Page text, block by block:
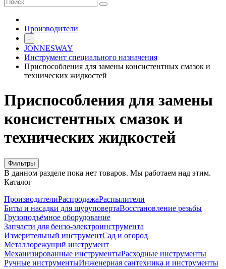
Производители
-
JONNESWAY
Инструмент специального назначения
Приспособления для замены консистентных смазок и
технических жидкостей
Приспособления для замены
консистентных смазок и
технических жидкостей
Фильтры
В данном разделе пока нет товаров. Мы работаем над этим.
Каталог
ПроизводителиРаспродажаРаспылители
Биты и насадки для шуруповертаВосстановление резьбы
Грузоподъёмное оборудование
Запчасти для бензо-электроинструмента
Измерительный инструментСад и огород
Металлорежущий инструмент
Механизированные инструментыРасходные инструменты
Ручные инструментыИнженерная сантехника и инструменты